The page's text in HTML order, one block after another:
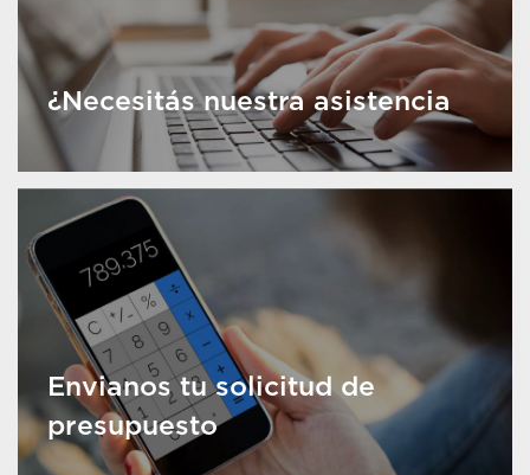
¿Necesitás nuestra asistencia
Envianos tu solicitud de
presupuesto